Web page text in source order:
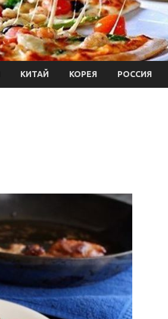
КИТАЙ КОРЕЯ РОССИЯ